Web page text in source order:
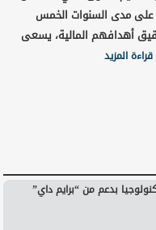
على مدى السنوات الخمس
أهدافهم المالية، يسعى
قراءة المزيد
بدعم من “برايم داي”